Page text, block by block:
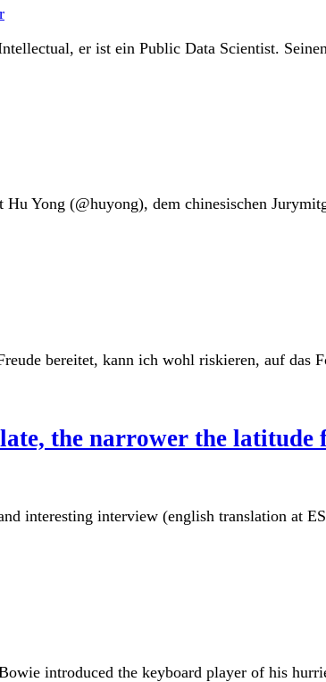
er ist ein Public Data Scientist.
Yong (@huyong), dem chinesischen
bereitet, kann ich wohl riskieren, auf das
the narrower the latitude
interesting interview (english translation at
introduced the keyboard player of his